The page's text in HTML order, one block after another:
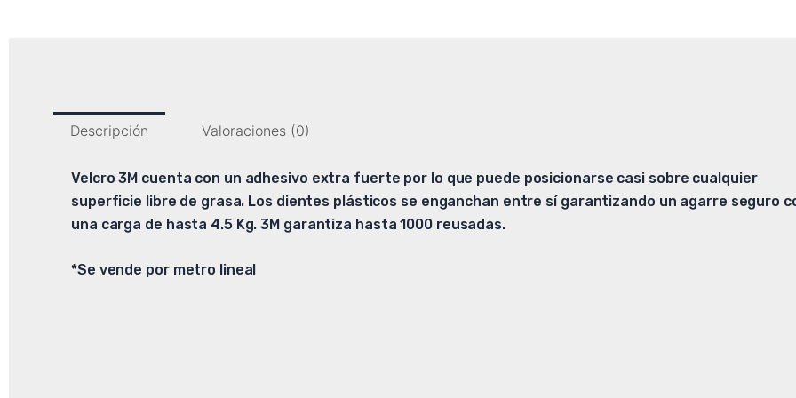
Descripción Valoraciones (0)
Velcro 3M cuenta con un adhesivo extra fuerte por lo que puede posicionarse casi sobre cualquier
superficie libre de grasa. Los dientes plásticos se enganchan entre sí garantizando un agarre seguro
una carga de hasta 4.5 Kg. 3M garantiza hasta 1000 reusadas.
*Se vende por metro lineal